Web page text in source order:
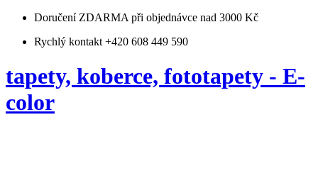
Doručení ZDARMA při objednávce nad 3000 Kč
Rychlý kontakt +420 608 449 590
tapety, koberce, fototapety - E-
color